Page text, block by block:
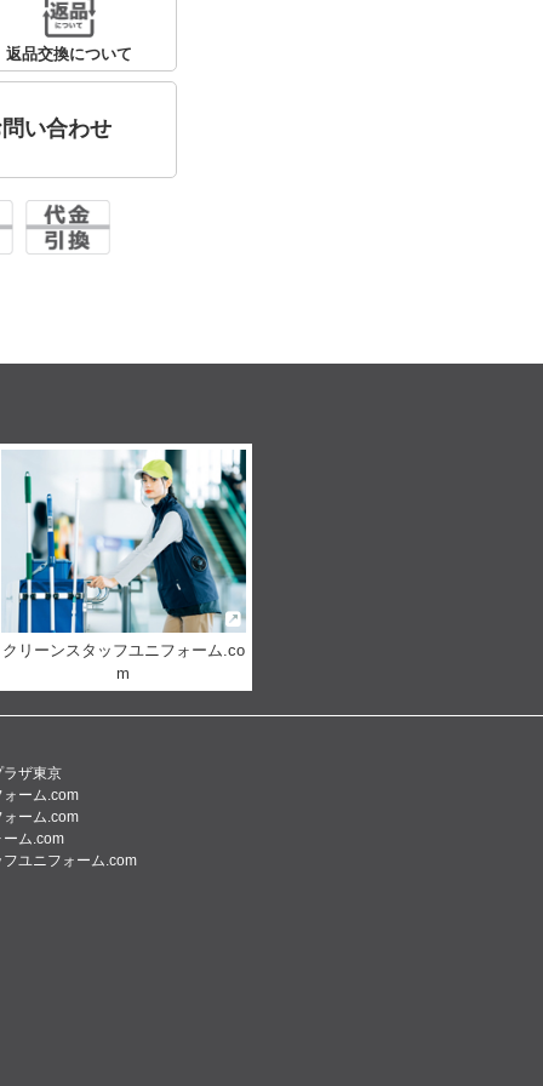
返品交換について
い合わせ
クリーンスタッフユニフォーム.co
m
ラザ東京
ォーム.com
ォーム.com
ーム.com
ユニフォーム.com